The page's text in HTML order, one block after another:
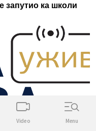
запутио ка школи
Video Menu